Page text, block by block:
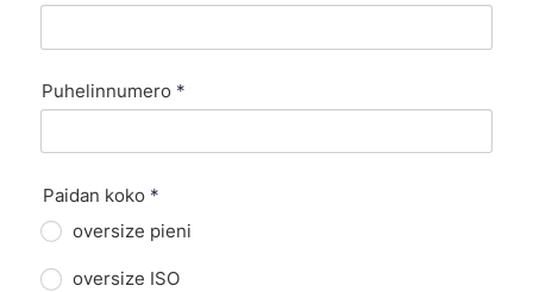
Puhelinnumero *
Paidan koko*
oversize pieni
oversize ISO